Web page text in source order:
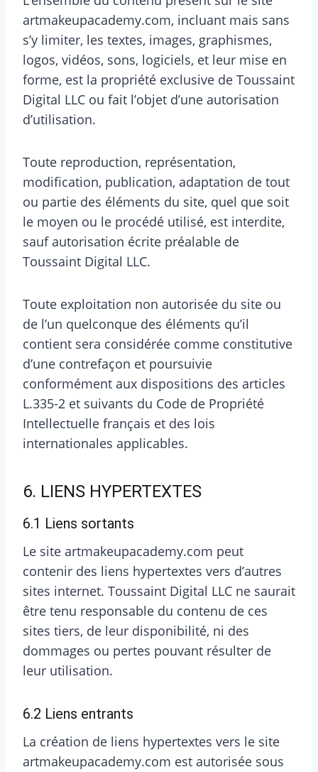
artmakeupacademy.com, incluant mais sans
s’y limiter, les textes, images, graphismes,
logos, vidéos, sons, logiciels, et leur mise en
forme, est la propriété exclusive de Toussaint
Digital LLC ou fait l’objet d’une autorisation
d’utilisation.
Toute reproduction, représentation,
modification, publication, adaptation de tout
ou partie des éléments du site, quel que soit
le moyen ou le procédé utilisé, est interdite,
sauf autorisation écrite préalable de
Toussaint Digital LLC.
Toute exploitation non autorisée du site ou
de l’un quelconque des éléments qu’il
contient sera considérée comme constitutive
d’une contrefaçon et poursuivie
conformément aux dispositions des articles
L.335-2 et suivants du Code de Propriété
Intellectuelle français et des lois
internationales applicables.
6. LIENS HYPERTEXTES
6.1 Liens sortants
Le site artmakeupacademy.com peut
contenir des liens hypertextes vers d’autres
sites internet. Toussaint Digital LLC ne saurait
être tenu responsable du contenu de ces
sites tiers, de leur disponibilité, ni des
dommages ou pertes pouvant résulter de
leur utilisation.
6.2 Liens entrants
La création de liens hypertextes vers le site
artmakeupacademy.com est autorisée sous